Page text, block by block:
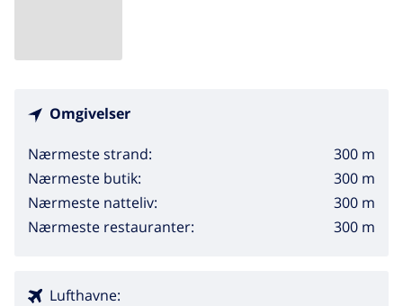
Omgivelser
Nærmeste strand:
300 m
Nærmeste butik:
300 m
Nærmeste natteliv:
300 m
Nærmeste restauranter:
300 m
Lufthavne: